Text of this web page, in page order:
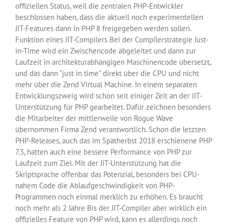
offiziellen Status, weil die zentralen PHP-Entwickler
beschlossen haben, dass die aktuell noch experimentellen
JIT-Features dann in PHP 8 freigegeben werden sollen.
Funktion eines JIT-Compilers Bei der Compilerstrategie Just-
in-Time wird ein Zwischencode abgeleitet und dann zur
Laufzeit in architekturabhängigen Maschinencode übersetzt,
und das dann "just in time" direkt über die CPU und nicht
mehr über die Zend Virtual Machine. In einem separaten
Entwicklungszweig wird schon seit einiger Zeit an der JIT-
Unterstützung für PHP gearbeitet. Dafür zeichnen besonders
die Mitarbeiter der mittlerweile von Rogue Wave
übernommen Firma Zend verantwortlich. Schon die letzten
PHP-Releases, auch das im Spätherbst 2018 erschienene PHP
7.3, hatten auch eine bessere Performance von PHP zur
Laufzeit zum Ziel. Mit der JIT-Unterstützung hat die
Skriptsprache offenbar das Potenzial, besonders bei CPU-
nahem Code die Ablaufgeschwindigkeit von PHP-
Programmen noch einmal merklich zu erhöhen. Es braucht
noch mehr als 2 Jahre Bis der JIT-Compiler aber wirklich ein
offizielles Feature von PHP wird, kann es allerdings noch